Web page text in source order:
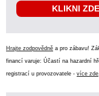
KLIKNI
Hrajte zodpovědně a pro zábavu!
financí varuje: Účastí na hazardní
registrací u provozovatele - více zde.